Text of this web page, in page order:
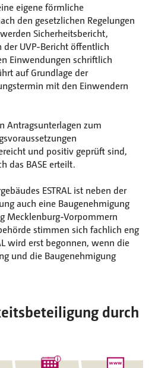
eigene förmliche
den gesetzlichen Regelungen
werden Sicherheitsbericht,
der UVP-Bericht öffentlich
Einwendungen schriftlich
auf Grundlage der
mit den Einwendern
Antragsunterlagen zum
und positiv geprüft sind,
das BASE erteilt.
ESTRAL ist neben der
auch eine Baugenehmigung
Mecklenburg-Vorpommern
stimmen sich fachlich eng
wird erst begonnen, wenn die
und die Baugenehmigung
durch